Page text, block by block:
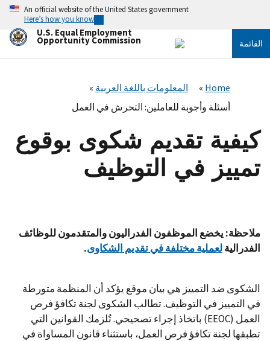
تجاوز
المحتوى
الرئيسي
An official website of the United States government
Here’s how you know
U.S. Equal Employment
Opportunity Commission القائمة
Home
المعلومات باللغة العربية
أسئلة وأجوبة للعاملين: التحرش في العمل
كيفية تقديم شكوى بوقوع
تمييز في التوظيف
ملاحظة: يخضع الموظفون الفدراليون والمتقدمون للوظائف
الفدراليةلعملية مختلفة في تقديم الشكاوى.
الشكوى ضد التمييز هي بيان موقع يؤكد أن المنظمة متورطة
في التمييز في التوظيف. تطالب الشكوى لجنة تكافؤ فرص
العمل (EEOC) باتخاذ إجراء تصحيحي. تُلزمك القوانين التي
تطبقها لجنة تكافؤ فرص العمل، باستثناء قانون المساواة في